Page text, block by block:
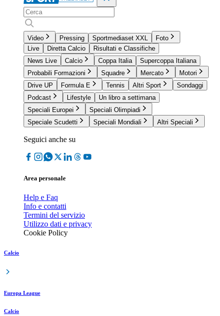
Video Pressing Sportmediaset XXL
Foto
Live
Diretta Calcio
Risultati e Classifiche
News Live
Calcio Coppa Italia
Supercoppa Italiana
Probabili Formazioni
Squadre Mercato
Motori
Drive UP
Formula E Tennis Altri Sport
Sondaggi
Podcast
Lifestyle
Un libro a settimana
Speciali Europei
Speciali Olimpiadi
Speciale Scudetti
Speciali Mondiali Altri Speciali
Seguici anche su
Area personale
Help e Faq
Info e contatti
Termini del servizio
Utilizzo dati e privacy
Cookie Policy
Calcio
Europa League
Calcio